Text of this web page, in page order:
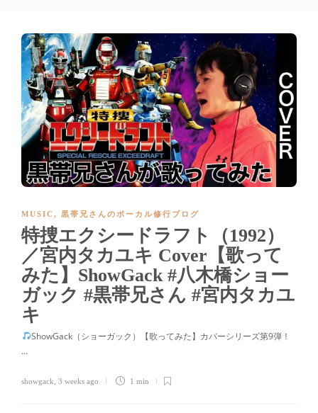
MUSIC , 黒帯兄さんのボーカル修行ブログ
特捜エクシードラフト（1992）
／宮内タカユキ Cover【歌って
みた】ShowGack #八木橋ショー
ガック #黒帯兄さん #宮内タカユ
キ
ShowGack（ショーガック）【歌ってみた】カバーシリーズ第9弾！
…
showgack 3 weeks ago 1 min